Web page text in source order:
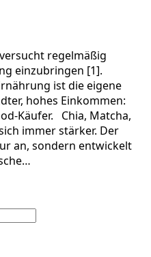
regelmäßig
einzubringen [1].
ist die eigene
hohes Einkommen:
Käufer. Chia, Matcha,
immer stärker. Der
an, sondern entwickelt